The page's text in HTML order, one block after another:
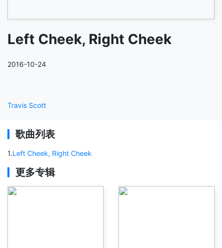
Left Cheek, Right Cheek
2016-10-24
Travis Scott
歌曲列表
1.Left Cheek, Right Cheek
更多专辑